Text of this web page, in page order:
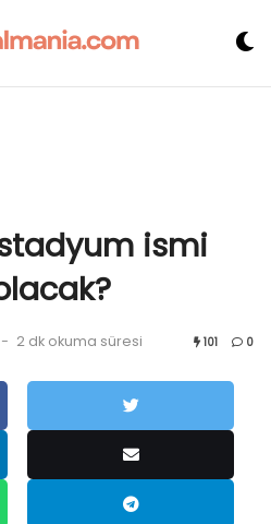
ismi
- 2 dk okuma süresi 101 0